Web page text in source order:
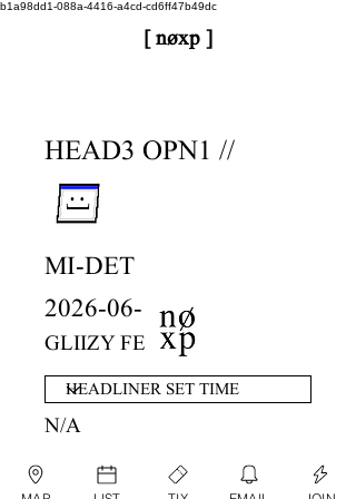
b1a98dd1-088a-4416-a4cd-cd6ff47b49dc
[ nøxp ]
HEAD3 OPN1 //
MI-DET
2026-06-12
GLIIZY FEST
N/A